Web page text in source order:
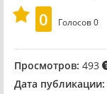
0
Голосов0
Просмотров: 493
Дата публикации: